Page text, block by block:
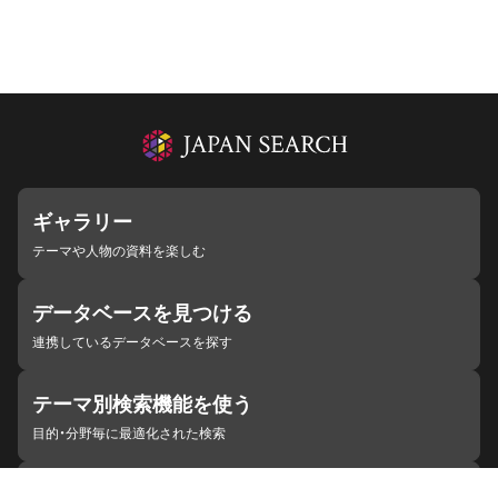
ギャラリー
テーマや人物の資料を楽しむ
データベースを見つける
連携しているデータベースを探す
テーマ別検索機能を使う
目的・分野毎に最適化された検索